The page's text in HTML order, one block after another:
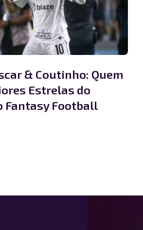
& Coutinho: Quem
Estrelas do
Fantasy Football